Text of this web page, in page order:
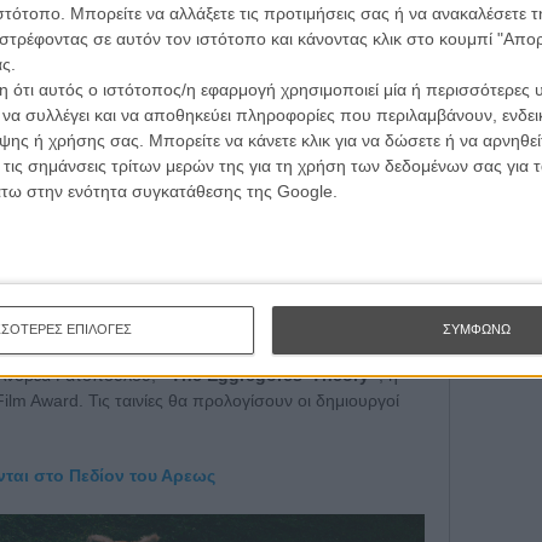
Μπορείτε να αλλάξετε τις προτιμήσεις σας ή να ανακαλέσετε
σε αυτόν τον ιστότοπο και κάνοντας κλικ στο κουμπί
αυτός ο ιστότοπος/η εφαρμογή χρησιμοποιεί μία ή περισσότερες
συλλέγει και να αποθηκεύει πληροφορίες που περιλαμβάνουν,
ή χρήσης σας. Μπορείτε να κάνετε κλικ για να δώσετε ή να
σημάνσεις τρίτων μερών της για τη χρήση των δεδομένων σας
στην ενότητα συγκατάθεσης της Google.
ΕΠΙΛΟΓΕΣ ΣΥΜΦΩΝΩ
και την εφηβεία.
Χρήστου Λάγγη και Γιάννη Γαϊτανίδη, σε
μαζί με το πολυβραβευμένο animation
, για τα μπαλκόνια ως μικρογραφία της αθηναϊκής
ταινία του Ιάπωνα δημιουργού Χαγιάο Μιγιαζάκι
Τοτόρο», που θα προβληθεί μαζί με την
Ανδρέα Γατόπουλου,«The Eggregores’ Theory», η
Award. Τις ταινίες θα προλογίσουν οι δημιουργοί
στο Πεδίον του Αρεως
Εγγράψου
Θέλω